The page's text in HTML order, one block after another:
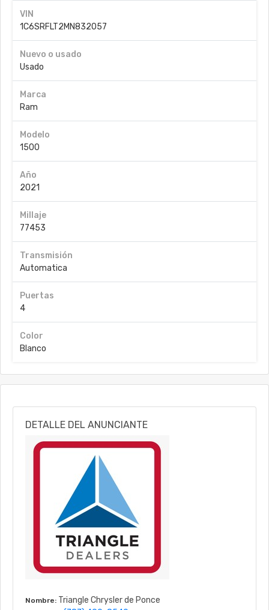
VIN
1C6SRFLT2MN832057
Nuevo o usado
Usado
Marca
Ram
Modelo
1500
Año
2021
Millaje
77453
Transmisión
Automatica
Puertas
4
Color
Blanco
DETALLE DEL ANUNCIANTE
Nombre: Triangle Chrysler de Ponce